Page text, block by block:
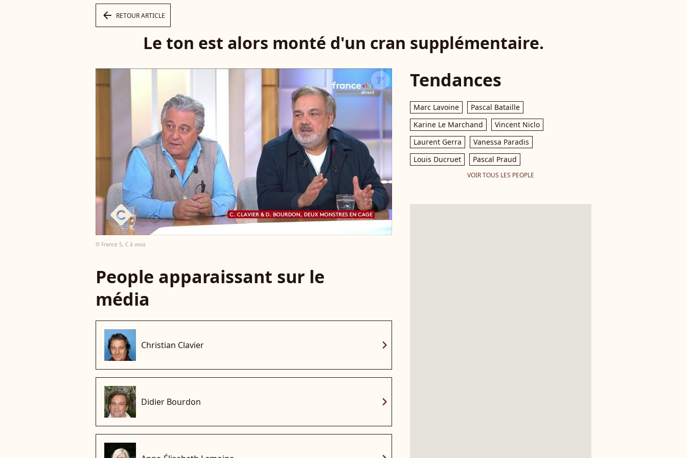
arrow_left RETOUR ARTICLE
Le ton est alors monté d'un cran supplémentaire.
© France 5, C à vous
People apparaissant sur le
média
Christian Clavier chevron_right
Didier Bourdon chevron_right
Tendances
Marc Lavoine
Pascal Bataille
Karine Le Marchand
Vincent Niclo
Laurent Gerra
Vanessa Paradis
Louis Ducruet
Pascal Praud
VOIR TOUS LES PEOPLE